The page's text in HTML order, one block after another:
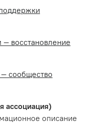
— восстановление
сообщество
ассоциация)
описание